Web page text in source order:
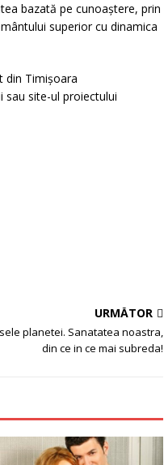
bazată pe cunoaştere, prin
superior cu dinamica
din Timişoara
sau site-ul proiectului
URMĂTOR
planetei. Sanatatea noastra,
din ce in ce mai subreda!